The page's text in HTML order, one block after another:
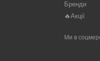
Бренди
🔥Акції
Ми в